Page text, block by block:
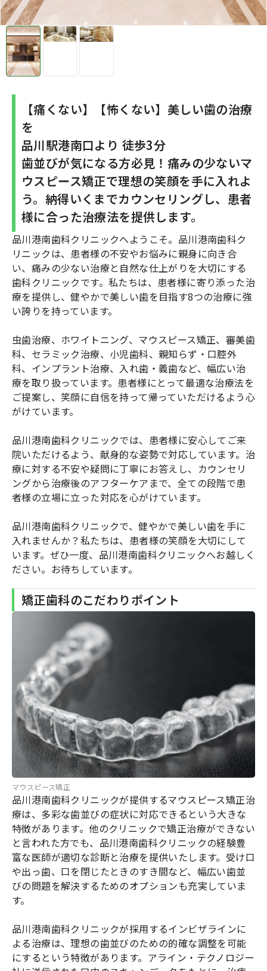
【痛くない】【怖くない】美しい歯の治療
を
品川駅港南口より 徒歩3分
歯並びが気になる方必見！痛みの少ないマ
ウスピース矯正で理想の笑顔を手に入れよ
う。納得いくまでカウンセリングし、患者
様に合った治療法を提供します。
品川港南歯科クリニックへようこそ。品川港南歯科ク
リニックは、患者様の不安やお悩みに親身に向き合
い、痛みの少ない治療と自然な仕上がりを大切にする
歯科クリニックです。私たちは、患者様に寄り添った治
療を提供し、健やかで美しい歯を目指す8つの治療に強
い誇りを持っています。
虫歯治療、ホワイトニング、マウスピース矯正、審美歯
科、セラミック治療、小児歯科、親知らず・口腔外
科、インプラント治療、入れ歯・義歯など、幅広い治
療を取り扱っています。患者様にとって最適な治療法を
ご提案し、笑顔に自信を持って帰っていただけるよう心
がけています。
品川港南歯科クリニックでは、患者様に安心してご来
院いただけるよう、献身的な姿勢で対応しています。治
療に対する不安や疑問に丁寧にお答えし、カウンセリ
ングから治療後のアフターケアまで、全ての段階で患
者様の立場に立った対応を心がけています。
品川港南歯科クリニックで、健やかで美しい歯を手に
入れませんか？私たちは、患者様の笑顔を大切にして
います。ぜひ一度、品川港南歯科クリニックへお越しく
ださい。お待ちしています。
矯正歯科のこだわりポイント
マウスピース矯正
品川港南歯科クリニックが提供するマウスピース矯正治
療は、多彩な歯並びの症状に対応できるという大きな
特徴があります。他のクリニックで矯正治療ができない
と言われた方でも、品川港南歯科クリニックの経験豊
富な医師が適切な診断と治療を提供いたします。受け口
や出っ歯、口を閉じたときのすき間など、幅広い歯並
びの問題を解決するためのオプションも充実していま
す。
品川港南歯科クリニックが採用するインビザラインに
よる治療は、理想の歯並びのための的確な調整を可能
にするという特徴があります。アライン・テクノロジー